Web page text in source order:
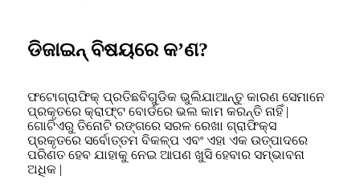
ଡିଜାଇନ୍ ବିଷୟରେ କ’ଣ?
ଫଟୋଗ୍ରାଫିକ୍ ପ୍ରତିଛବିଗୁଡିକ ଭୁଲିଯାଆନ୍ତୁ କାରଣ ସେମାନେ
ପ୍ରକୃତରେ କ୍ରାଫ୍ଟ ବୋର୍ଡରେ ଭଲ କାମ କରନ୍ତି ନାହିଁ |
ଗୋଟିଏରୁ ତିନୋଟି ରଙ୍ଗରେ ସରଳ ରେଖା ଗ୍ରାଫିକ୍ସ
ପ୍ରକୃତରେ ସର୍ବୋତ୍ତମ ବିକଳ୍ପ ଏବଂ ଏହା ଏକ ଉତ୍ପାଦରେ
ପରିଣତ ହେବ ଯାହାକୁ ନେଇ ଆପଣ ଖୁସି ହେବାର ସମ୍ଭାବନା
ଅଧିକ |